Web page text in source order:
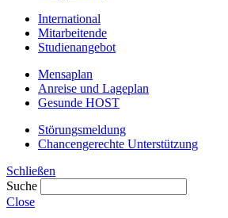
International
Mitarbeitende
Studienangebot
Mensaplan
Anreise und Lageplan
Gesunde HOST
Störungsmeldung
Chancengerechte Unterstützung
Schließen
Suche
Close